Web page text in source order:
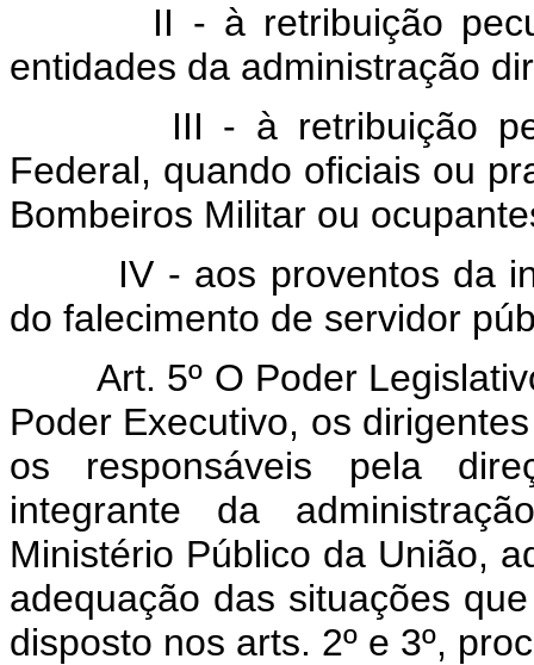
II - à retribuição
entidades da administração
III - à retribuição
Federal, quando oficiais ou
Bombeiros Militar ou
IV - aos proventos da
do falecimento de servidor
Art. 5º O Poder
Poder Executivo, os
os responsáveis pela
integrante da
Ministério Público da União,
adequação das situações
disposto nos arts. 2º e 3º,